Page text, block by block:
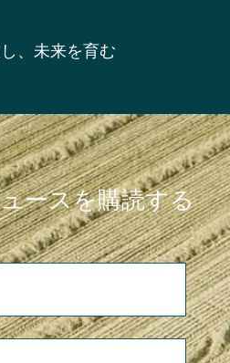
、未来を育む
ースを購読する